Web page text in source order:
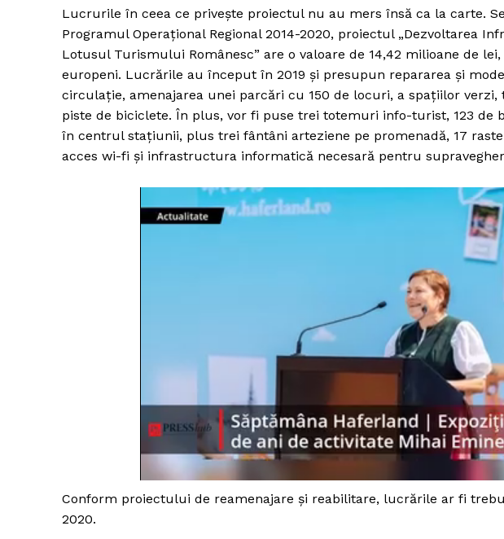
Lucrurile în ceea ce privește proiectul nu au mers însă ca la carte.
Programul Operațional Regional 2014-2020, proiectul „Dezvoltarea
Lotusul Turismului Românesc” are o valoare de 14,42 milioane de
europeni. Lucrările au început în 2019 și presupun repararea și
circulație, amenajarea unei parcări cu 150 de locuri, a spațiilor
piste de biciclete. În plus, vor fi puse trei totemuri info-turist, 123 de
în centrul stațiunii, plus trei fântâni arteziene pe promenadă, 17
acces wi-fi și infrastructura informatică necesară pentru
Conform proiectului de reamenajare şi reabilitare, lucrările ar fi
2020.